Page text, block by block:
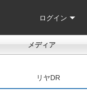
ログイン
メディア
リヤDR